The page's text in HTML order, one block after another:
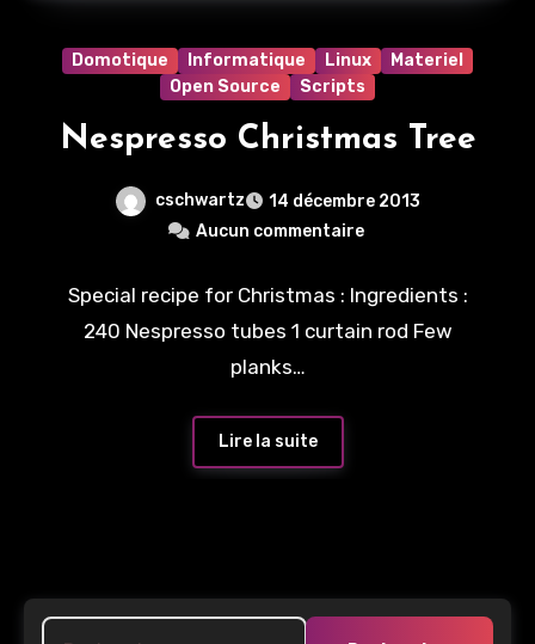
Domotique Informatique Linux
Materiel
Open Source
Scripts
Nespresso Christmas Tree
cschwartz
14 décembre 2013
Aucun commentaire
Special recipe for Christmas : Ingredients :
240 Nespresso tubes 1 curtain rod Few
planks…
Lire la suite
Rechercher :